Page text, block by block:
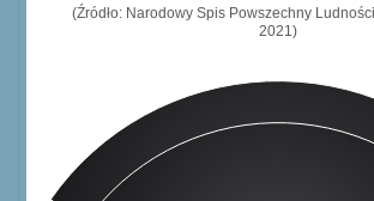
(Źródło: Narodowy Spis Powszechny
2021)